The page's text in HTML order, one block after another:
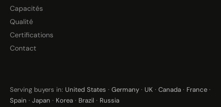
Capacités
Qualité
Certifications
Contact
Serving buyers in: United States · Germany · UK · Canada · France ·
Spain · Japan · Korea · Brazil · Russia